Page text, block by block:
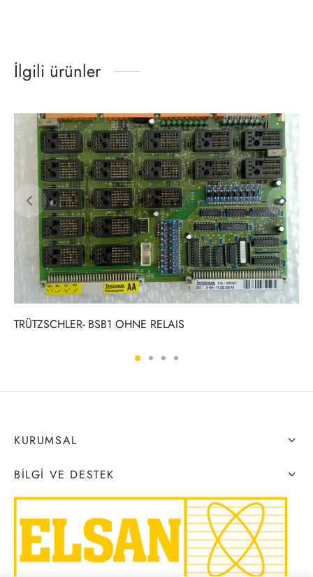
İlgili ürünler
TRÜTZSCHLER- BSB1 OHNE RELAIS
KURUMSAL
BILGI VE DESTEK